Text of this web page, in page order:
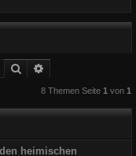
Suche
8 Themen Seite 1 von 1
heimischen